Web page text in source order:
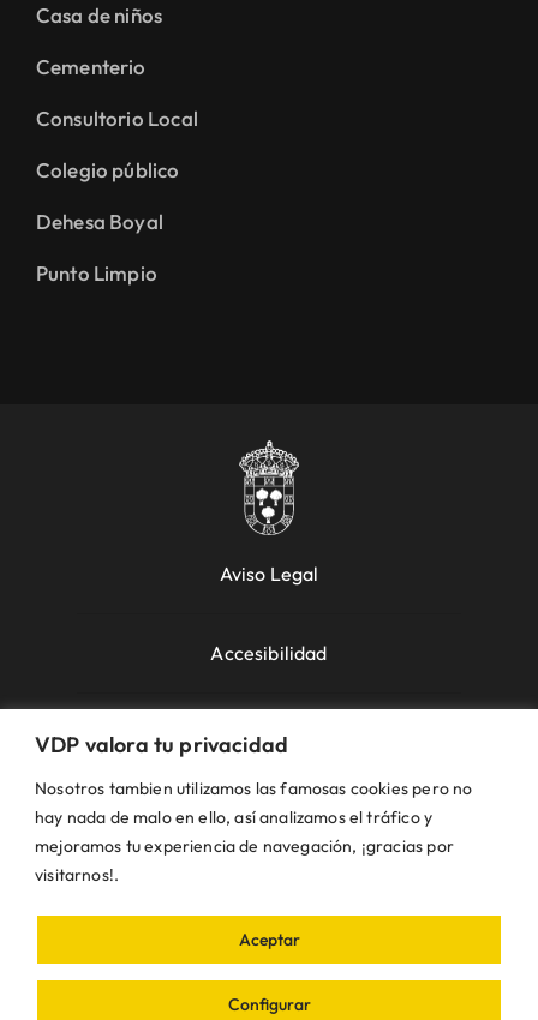
VDP valora tu privacidad
Nosotros tambien utilizamos las famosas cookies pero no
hay nada de malo en ello, así analizamos el tráfico y
mejoramos tu experiencia de navegación, ¡gracias por
visitarnos!.
Configurar
Aceptar
Casa de niños
Cementerio
Consultorio Local
Colegio público
Dehesa Boyal
Punto Limpio
Aviso Legal
Accesibilidad
Política de Cookies
Política de Privacidad
© VDP 2000 - 2026 •Ayuntamiento de Villanueva